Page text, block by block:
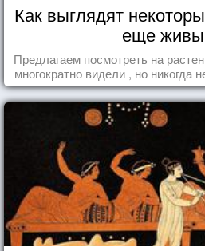
Как выглядят
еще
Предлагаем посмотреть на
многократно видели , но никогда
употребляете